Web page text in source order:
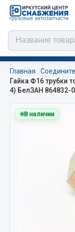
Цепи
ЦЕПИ BOHU
Изготовление
Главная
Гайка Ф16 трубки
4) БелЗАН 864832-
В наличии